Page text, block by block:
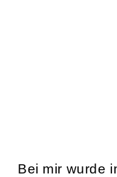
Bei mir wurde